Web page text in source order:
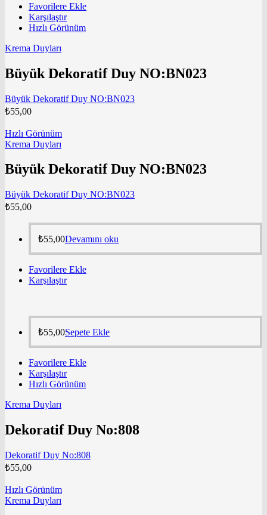
Favorilere Ekle
Karşılaştır
Hızlı Görünüm
Krema Duyları
Büyük Dekoratif Duy NO:BN023
Büyük Dekoratif Duy NO:BN023
₺55,00
Hızlı Görünüm
Krema Duyları
Büyük Dekoratif Duy NO:BN023
Büyük Dekoratif Duy NO:BN023
₺55,00
₺55,00Devamını oku
Favorilere Ekle
Karşılaştır
₺55,00Sepete Ekle
Favorilere Ekle
Karşılaştır
Hızlı Görünüm
Krema Duyları
Dekoratif Duy No:808
Dekoratif Duy No:808
₺55,00
Hızlı Görünüm
Krema Duyları